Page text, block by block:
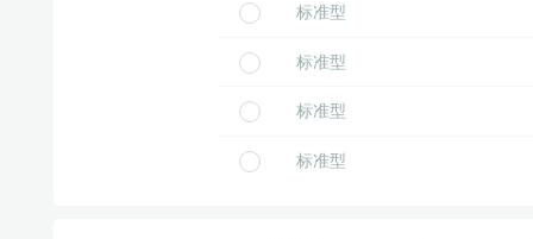
标准型
标准型
标准型
标准型